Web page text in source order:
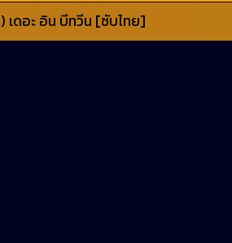
เดอะ อิน บีทวีน [ซับไทย]